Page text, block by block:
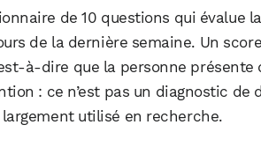
de 10 questions qui évalue
de la dernière semaine. Un
à-dire que la personne présente
: ce n’est pas un diagnostic de
utilisé en recherche.